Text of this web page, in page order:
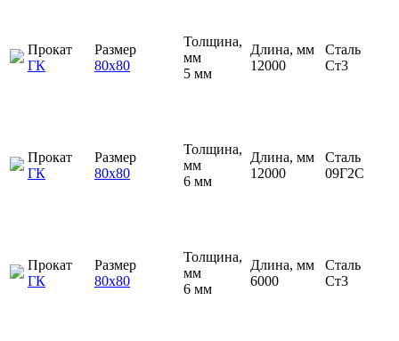
Прокат
ГК
Размер
80х80
Толщина,
мм
5 мм
Длина, мм
12000
Сталь
Ст3
Прокат
ГК
Размер
80х80
Толщина,
мм
6 мм
Длина, мм
12000
Сталь
09Г2С
Прокат
ГК
Размер
80х80
Толщина,
мм
6 мм
Длина, мм
6000
Сталь
Ст3